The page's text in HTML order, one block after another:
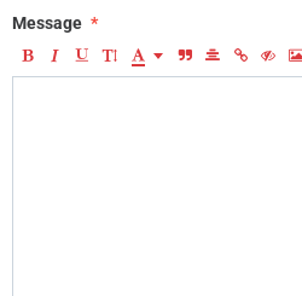
Message